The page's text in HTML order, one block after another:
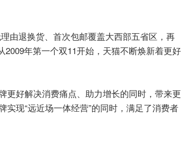
由退换货、首次包邮覆盖大西部五省区，再
年第一个双11开始，天猫不断焕新着更好
更好解决消费痛点、助力增长的同时，带来更
现“远近场一体经营”的同时，满足了消费者